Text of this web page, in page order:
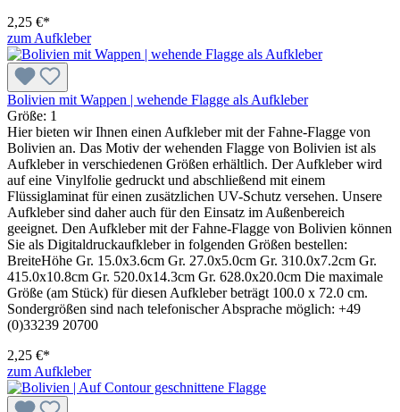
2,25 €*
zum Aufkleber
Bolivien mit Wappen | wehende Flagge als Aufkleber
Größe: 1
Hier bieten wir Ihnen einen Aufkleber mit der Fahne-Flagge von
Bolivien an. Das Motiv der wehenden Flagge von Bolivien ist als
Aufkleber in verschiedenen Größen erhältlich. Der Aufkleber wird
auf eine Vinylfolie gedruckt und abschließend mit einem
Flüssiglaminat für einen zusätzlichen UV-Schutz versehen. Unsere
Aufkleber sind daher auch für den Einsatz im Außenbereich
geeignet. Den Aufkleber mit der Fahne-Flagge von Bolivien können
Sie als Digitaldruckaufkleber in folgenden Größen bestellen:
BreiteHöhe Gr. 15.0x3.6cm Gr. 27.0x5.0cm Gr. 310.0x7.2cm Gr.
415.0x10.8cm Gr. 520.0x14.3cm Gr. 628.0x20.0cm Die maximale
Größe (am Stück) für diesen Aufkleber beträgt 100.0 x 72.0 cm.
Sondergrößen sind nach telefonischer Absprache möglich: +49
(0)33239 20700
2,25 €*
zum Aufkleber